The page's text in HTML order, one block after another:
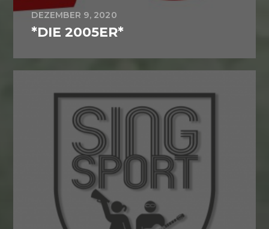
DEZEMBER 9, 2020
*DIE 2005ER*